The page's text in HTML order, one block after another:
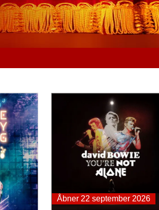
David Bowie: You're Not Alone
Åbner 22 september 2026